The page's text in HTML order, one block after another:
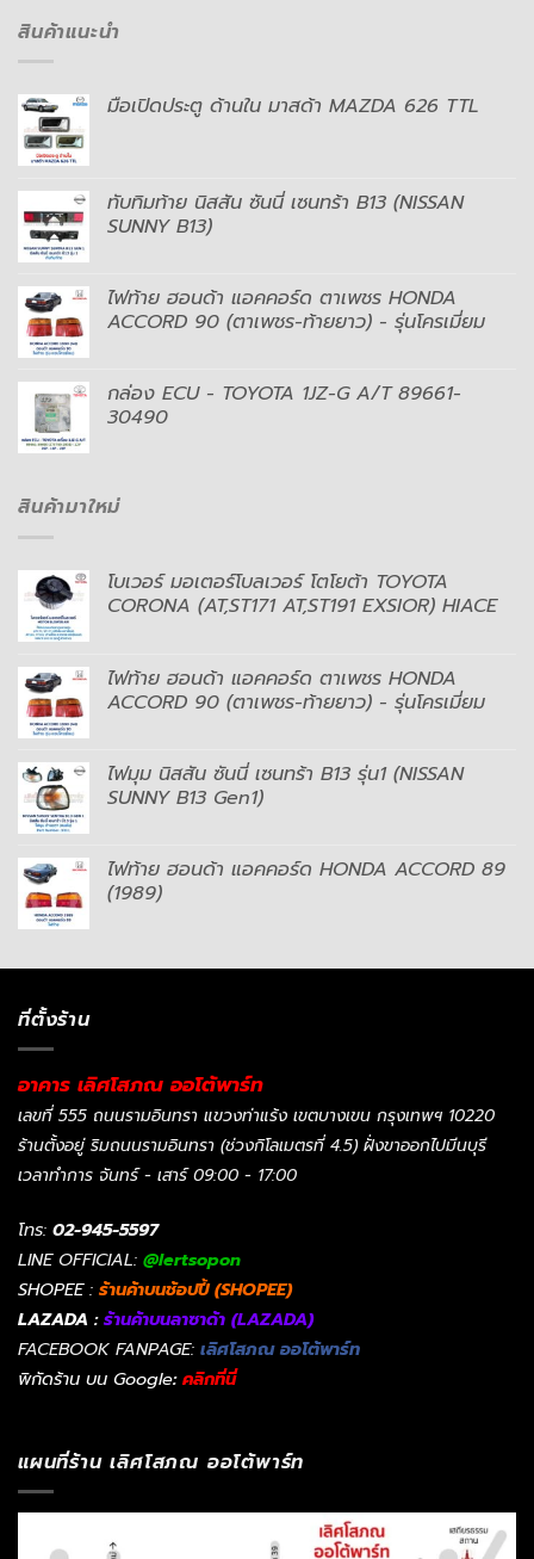
สินค้าแนะนำ
มือเปิดประตู ด้านใน มาสด้า MAZDA 626 TTL
ทับทิมท้าย นิสสัน ซันนี่ เซนทร้า B13 (NISSAN
SUNNY B13)
ไฟท้าย ฮอนด้า แอคคอร์ด ตาเพชร HONDA
ACCORD 90 (ตาเพชร-ท้ายยาว) - รุ่นโครเมี่ยม
กล่อง ECU - TOYOTA 1JZ-G A/T 89661-
30490
สินค้ามาใหม่
โบเวอร์ มอเตอร์โบลเวอร์ โตโยต้า TOYOTA
CORONA (AT,ST171 AT,ST191 EXSIOR) HIACE
ไฟท้าย ฮอนด้า แอคคอร์ด ตาเพชร HONDA
ACCORD 90 (ตาเพชร-ท้ายยาว) - รุ่นโครเมี่ยม
ไฟมุม นิสสัน ซันนี่ เซนทร้า B13 รุ่น1 (NISSAN
SUNNY B13 Gen1)
ไฟท้าย ฮอนด้า แอคคอร์ด HONDA ACCORD 89
(1989)
ที่ตั้งร้าน
อาคาร เลิศโสภณ ออโต้พาร์ท
เลขที่ 555 ถนนรามอินทรา แขวงท่าแร้ง เขตบางเขน กรุงเทพฯ 10220
ร้านตั้งอยู่ ริมถนนรามอินทรา (ช่วงกิโลเมตรที่ 4.5) ฝั่งขาออกไปมีนบุรี
เวลาทำการ จันทร์ - เสาร์ 09:00 - 17:00
โทร: 02-945-5597
LINE OFFICIAL: @lertsopon
SHOPEE : ร้านค้าบนช้อปปี้ (SHOPEE)
LAZADA :ร้านค้าบนลาซาด้า (LAZADA)
FACEBOOK FANPAGE: เลิศโสภณ ออโต้พาร์ท
พิกัดร้าน บน Google: คลิกที่นี่
แผนที่ร้าน เลิศโสภณ ออโต้พาร์ท